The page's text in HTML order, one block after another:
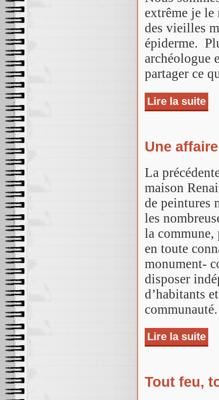
extrême je le
des vieilles
épiderme.
archéologue
partager ce
Lire la suite
Une
La
maison
de peintures
les
la
en toute
monument-
disposer
d’habitants
communauté.
Lire la suite
Tout feu,